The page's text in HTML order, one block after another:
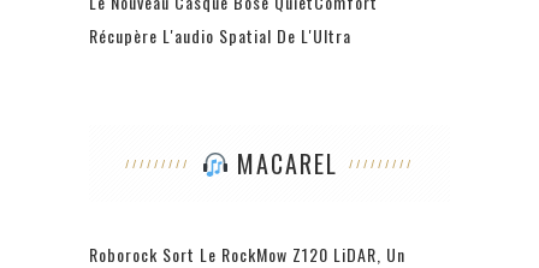
Récupère L'audio Spatial De L'Ultra
MACAREL
Roborock Sort Le RockMow Z120 LiDAR, Un